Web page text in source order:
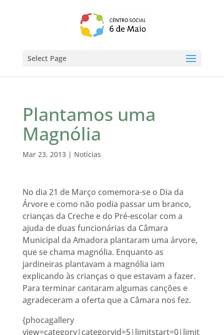
Select Page
Plantamos uma
Magnólia
Mar 23, 2013| Notícias
No dia 21 de Março comemora-se o Dia da
Árvore e como não podia passar um branco,
crianças da Creche e do Pré-escolar com a
ajuda de duas funcionárias da Câmara
Municipal da Amadora plantaram uma árvore,
que se chama magnólia. Enquanto as
jardineiras plantavam a magnólia iam
explicando às crianças o que estavam a fazer.
Para terminar cantaram algumas canções e
agradeceram a oferta que a Câmara nos fez.
{phocagallery
view=category|categoryid=5|limitstart=0|limit